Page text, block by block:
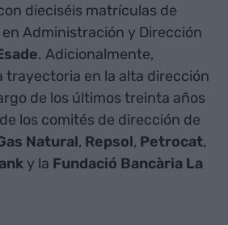
dieciséis matrículas de
Administración y Dirección
. Adicionalmente,
trayectoria en la alta dirección
de los últimos treinta años
los comités de dirección de
Natural, Repsol, Petrocat,
y la Fundació Bancària La